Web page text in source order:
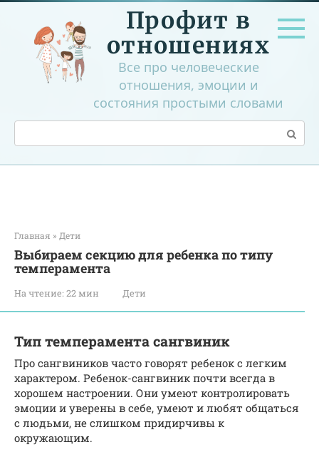
Перейти
контенту
Профит в
отношениях
Все про человеческие
отношения, эмоции и
состояния простыми словами
Поиск:
Главная » Дети
Выбираем секцию для ребенка по типу
темперамента
На чтение: 22 мин Дети
Тип темперамента сангвиник
Про сангвиников часто говорят ребенок с легким
характером. Ребенок-сангвиник почти всегда в
хорошем настроении. Они умеют контролировать
эмоции и уверены в себе, умеют и любят общаться
с людьми, не слишком придирчивы к
окружающим.